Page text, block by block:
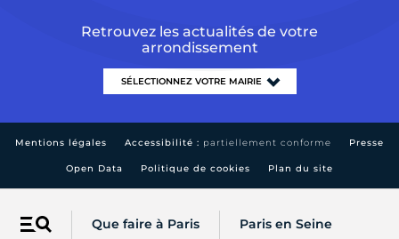
Menu Que faire à Paris Paris en Seine
Retrouvez les actualités de votre
arrondissement
Mentions légales Accessibilité : partiellement conforme Presse
Open Data Politique de cookies Plan du site